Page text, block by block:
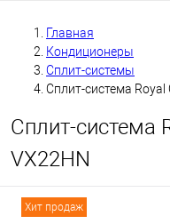
Главная
Кондиционеры
Сплит-системы
Сплит-система Royal
Сплит-система
VX22HN
Хит продаж